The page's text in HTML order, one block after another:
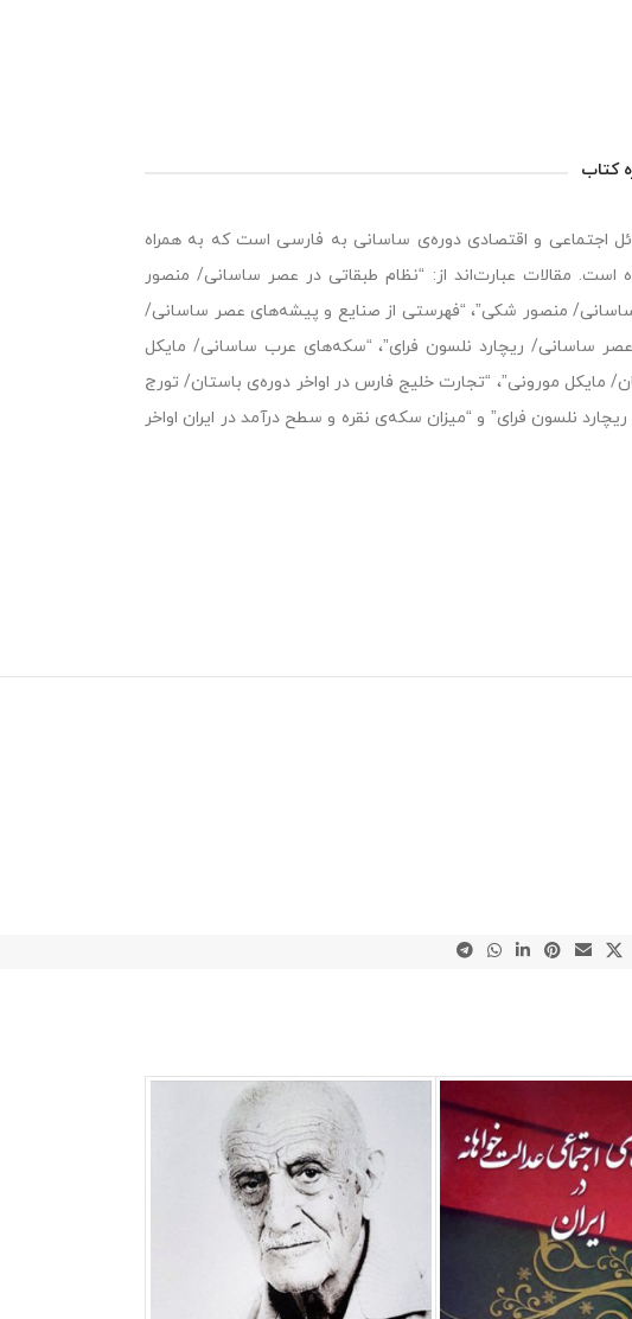
کتاب
اجتماعی و اقتصادی دوره‌ی ساسانی به فارسی است که به همراه
مقالات عبارت‌اند از: “نظام طبقاتی در عصر ساسانی/ منصور
منصور شکی”، “فهرستی از صنایع و پیشه‌های عصر ساسانی/
ساسانی/ ریچارد نلسون فرای”، “سکه‌های عرب ساسانی/ مایکل
مایکل مورونی”، “تجارت خلیج فارس در اواخر دوره‌ی باستان/ تورج
نلسون فرای” و “میزان سکه‌ی نقره و سطح درآمد در ایران اواخر